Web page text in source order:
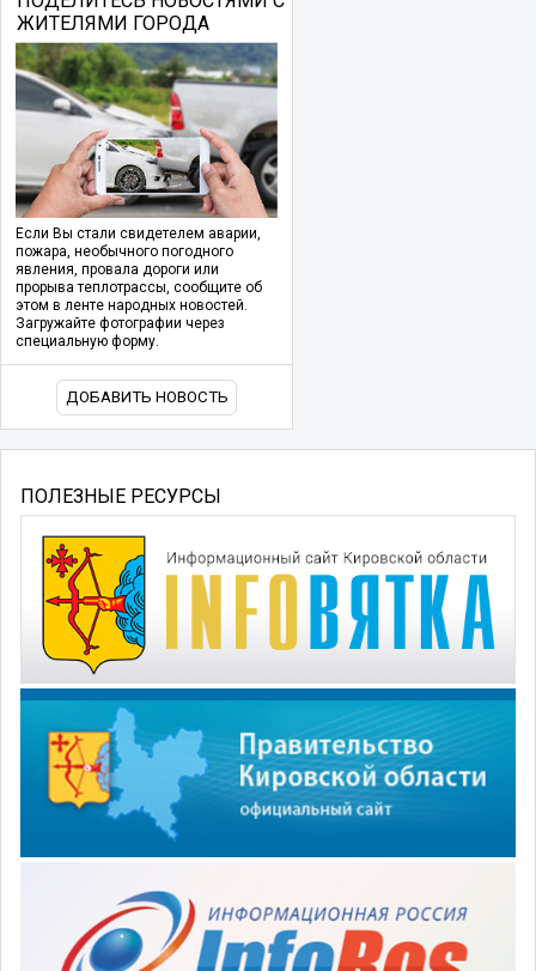
ЖИТЕЛЯМИ ГОРОДА
Если Вы стали свидетелем аварии,
пожара, необычного погодного
явления, провала дороги или
прорыва теплотрассы, сообщите об
этом в ленте народных новостей.
Загружайте фотографии через
специальную форму.
ДОБАВИТЬ НОВОСТЬ
ПОЛЕЗНЫЕ РЕСУРСЫ